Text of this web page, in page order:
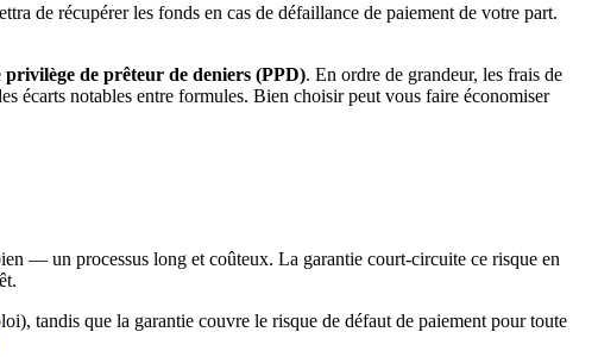
de récupérer les fonds en cas de défaillance de paiement de votre part.
privilège de prêteur de deniers (PPD). En ordre de grandeur, les frais de
notables entre formules. Bien choisir peut vous faire économiser
— un processus long et coûteux. La garantie court-circuite ce risque en
tandis que la garantie couvre le risque de défaut de paiement pour toute